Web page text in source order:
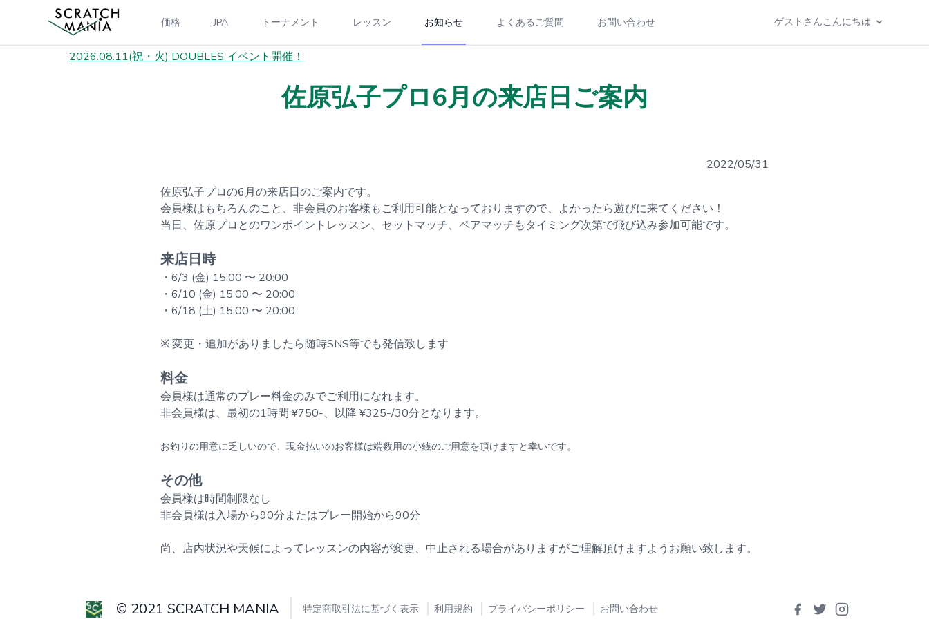
価格 JPA トーナメント レッスン お知らせ よくあるご質問 お問い合わせ ゲストさんこんにちは
2026.08.11(祝・火) DOUBLES イベント開催！
佐原弘子プロ6月の来店日ご案内
2022/05/31
佐原弘子プロの6月の来店日のご案内です。
会員様はもちろんのこと、非会員のお客様もご利用可能となっておりますので、よかったら遊びに来てください！
当日、佐原プロとのワンポイントレッスン、セットマッチ、ペアマッチもタイミング次第で飛び込み参加可能です。
来店日時
・6/3 (金) 15:00 〜 20:00
・6/10 (金) 15:00 〜 20:00
・6/18 (土) 15:00 〜 20:00
※ 変更・追加がありましたら随時SNS等でも発信致します
料金
会員様は通常のプレー料金のみでご利用になれます。
非会員様は、最初の1時間 ¥750-、以降 ¥325-/30分となります。
お釣りの用意に乏しいので、現金払いのお客様は端数用の小銭のご用意を頂けますと幸いです。
その他
会員様は時間制限なし
非会員様は入場から90分またはプレー開始から90分
尚、店内状況や天候によってレッスンの内容が変更、中止される場合がありますがご理解頂けますようお願い致します。
© 2021 SCRATCH MANIA 特定商取引法に基づく表示 利用規約 プライバシーポリシー お問い合わせ